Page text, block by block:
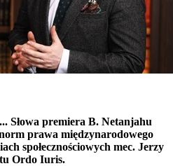
... Słowa premiera B. Netanjahu
prawa międzynarodowego
społecznościowych mec. Jerzy
Ordo Iuris.